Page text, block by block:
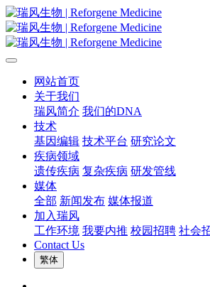
网站首页
关于我们
瑞风简介 我们的DNA
技术
基因编辑 技术平台 研究论文
疾病领域
遗传疾病 复杂疾病 研发管线
媒体
全部 新闻发布 媒体报道
加入瑞风
工作环境 我要内推 校园招聘 社会
Contact Us
繁体